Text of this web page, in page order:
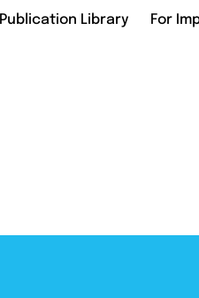
Publication Library For